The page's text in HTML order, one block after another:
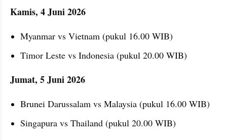
Kamis, 4 Juni 2026
Myanmar vs Vietnam (pukul 16.00 WIB)
Timor Leste vs Indonesia (pukul 20.00 WIB)
Jumat, 5 Juni 2026
Brunei Darussalam vs Malaysia (pukul 16.00 WIB)
Singapura vs Thailand (pukul 20.00 WIB)